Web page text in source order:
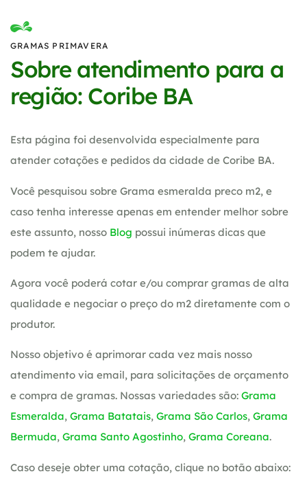
GRAMAS PRIMAVERA
Sobre atendimento para a
região: Coribe BA
Esta página foi desenvolvida especialmente para
atender cotações e pedidos da cidade de Coribe BA.
Você pesquisou sobre Grama esmeralda preco m2, e
caso tenha interesse apenas em entender melhor sobre
este assunto, nosso Blog possui inúmeras dicas que
podem te ajudar.
Agora você poderá cotar e/ou comprar gramas de alta
qualidade e negociar o preço do m2 diretamente com o
produtor.
Nosso objetivo é aprimorar cada vez mais nosso
atendimento via email, para solicitações de orçamento
e compra de gramas. Nossas variedades são: Grama
Esmeralda, Grama Batatais, Grama São Carlos, Grama
Bermuda, Grama Santo Agostinho, Grama Coreana.
Caso deseje obter uma cotação, clique no botão abaixo: